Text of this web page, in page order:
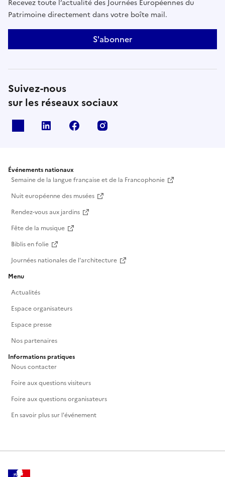
Recevez toute l’actualité des Journées Européennes du
Patrimoine directement dans votre boîte mail.
S'abonner
Suivez-nous
sur les réseaux sociaux
Linkedin Facebook
Événements nationaux
Semaine de la langue française et de la Francophonie
Nuit européenne des musées
Rendez-vous aux jardins
Fête de la musique
Biblis en folie
Journées nationales de l'architecture
Menu
Actualités
Espace organisateurs
Espace presse
Nos partenaires
Informations pratiques
Nous contacter
Foire aux questions visiteurs
Foire aux questions organisateurs
En savoir plus sur l'événement